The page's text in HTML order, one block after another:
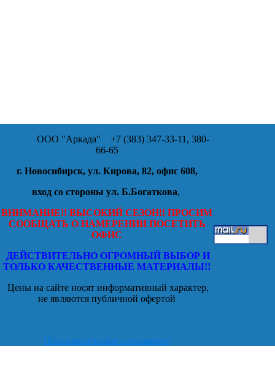
ООО "Аркада" +7 (383) 347-33-11, 380-
66-65
г. Новосибирск, ул. Кирова, 82, офис 608,
вход со стороны ул. Б.Богаткова,
ВНИМАНИЕ!! ВЫСОКИЙ СЕЗОН!! ПРОСИМ
СООБЩАТЬ О НАМЕРЕНИИ ПОСЕТИТЬ
ОФИС
ДЕЙСТВИТЕЛЬНО ОГРОМНЫЙ ВЫБОР И
ТОЛЬКО КАЧЕСТВЕННЫЕ МАТЕРИАЛЫ!!
Цены на сайте носят информативный характер,
не являются публичной офертой
Пользовательское соглашение